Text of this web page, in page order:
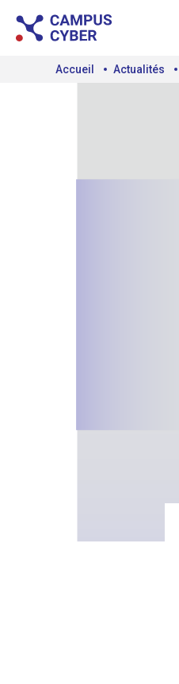
Accueil Actualités